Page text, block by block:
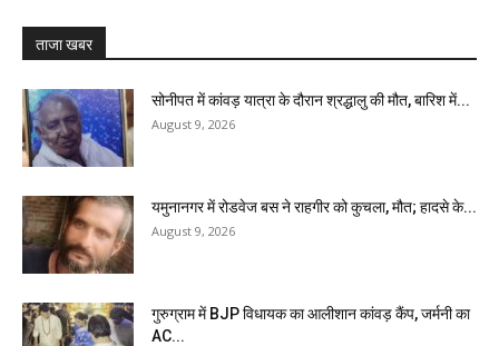
ताजा खबर
सोनीपत में कांवड़ यात्रा के दौरान श्रद्धालु की मौत, बारिश में...
August 9, 2026
यमुनानगर में रोडवेज बस ने राहगीर को कुचला, मौत; हादसे के...
August 9, 2026
गुरुग्राम में BJP विधायक का आलीशान कांवड़ कैंप, जर्मनी का
AC...